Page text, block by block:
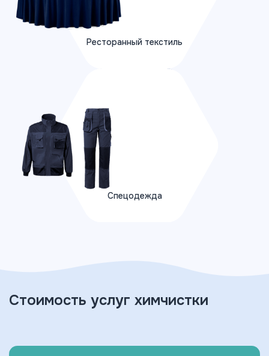
Ресторанный текстиль
ПОДРОБНЕЕ
Спецодежда
ПОДРОБНЕЕ
Стоимость услуг химчистки